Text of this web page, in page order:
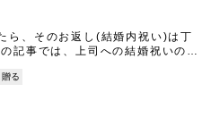
ら、そのお返し(結婚内祝い)は丁
記事では、上司への結婚祝いのお
る